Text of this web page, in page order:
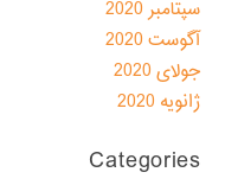
سپتامبر 2020
آگوست 2020
جولای 2020
ژانویه 2020
Categories